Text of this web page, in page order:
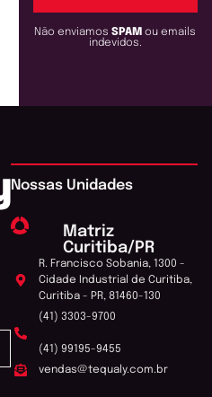
Não enviamosSPAMou emails
indevidos.
Nossas Unidades
Matriz
Curitiba/PR
R. Francisco Sobania, 1300 -
Cidade Industrial de Curitiba,
Curitiba - PR, 81460-130
(41) 3303-9700
(41) 99195-9455
vendas@tequaly.com.br